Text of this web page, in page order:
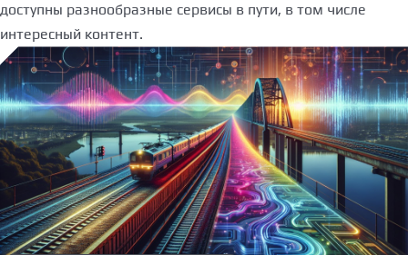
доступны разнообразные сервисы в пути, в том числе
интересный контент.